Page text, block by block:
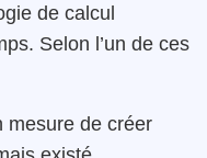
de calcul
Selon l’un de ces
mesure de créer